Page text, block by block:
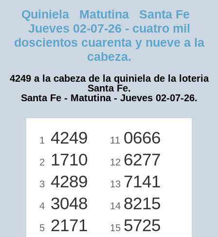
Quiniela Matutina Santa Fe
Jueves 02-07-26 - cuatro mil
doscientos cuarenta y nueve a la
cabeza.
4249 a la cabeza de la quiniela de la loteria
Santa Fe.
Santa Fe - Matutina - Jueves 02-07-26.
1 4249
2 1710
3 4289
4 3048
5 2171
11 0666
12 6277
13 7141
14 8215
15 5725